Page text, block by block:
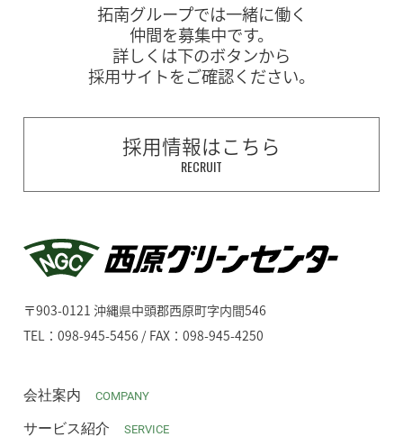
拓南グループでは一緒に働く
仲間を募集中です。
詳しくは下のボタンから
採用サイトをご確認ください。
採用情報はこちら
RECRUIT
〒903-0121 沖縄県中頭郡西原町字内間546
TEL：098-945-5456 / FAX：098-945-4250
会社案内 COMPANY
サービス紹介 SERVICE